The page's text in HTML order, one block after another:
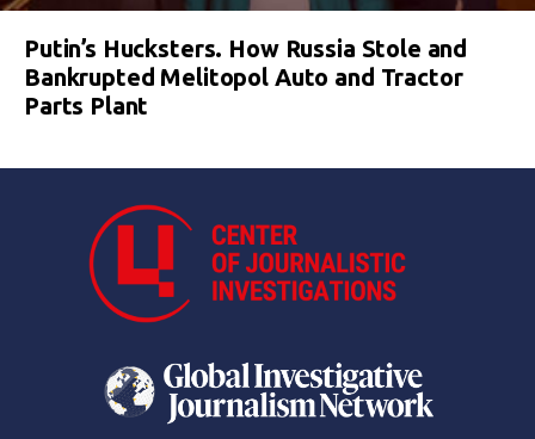
Putin’s Hucksters. How Russia Stole and
Bankrupted Melitopol Auto and Tractor
Parts Plant